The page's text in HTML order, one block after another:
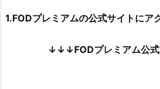
1.FODプレミアムの公式サイトにア
↓↓↓FODプレミアム公